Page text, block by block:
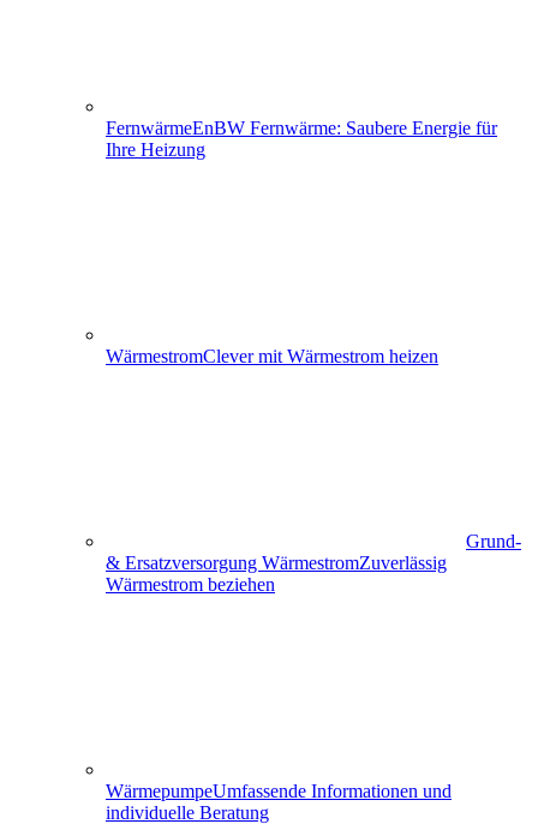
FernwärmeEnBW Fernwärme: Saubere Energie für
Ihre Heizung
WärmestromClever mit Wärmestrom heizen
Grund-
& Ersatzversorgung WärmestromZuverlässig
Wärmestrom beziehen
WärmepumpeUmfassende Informationen und
individuelle Beratung